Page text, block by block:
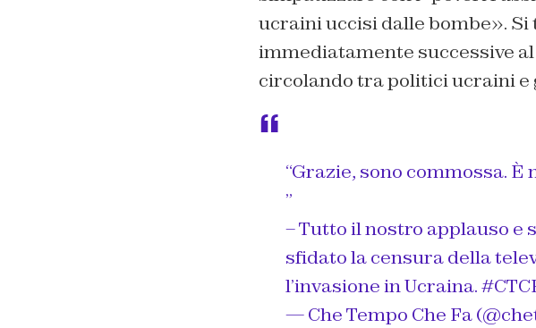
ucraini uccisi dalle bombe».
immediatamente successive
circolando tra politici ucraini
“Grazie, sono commossa.
”
– Tutto il nostro applauso e
sfidato la censura della
l’invasione in Ucraina.
— Che Tempo Che Fa